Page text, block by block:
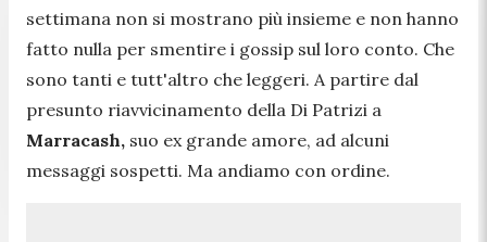
settimana non si mostrano più insieme e non hanno
fatto nulla per smentire i gossip sul loro conto. Che
sono tanti e tutt'altro che leggeri. A partire dal
presunto riavvicinamento della Di Patrizi a
Marracash, suo ex grande amore, ad alcuni
messaggi sospetti. Ma andiamo con ordine.